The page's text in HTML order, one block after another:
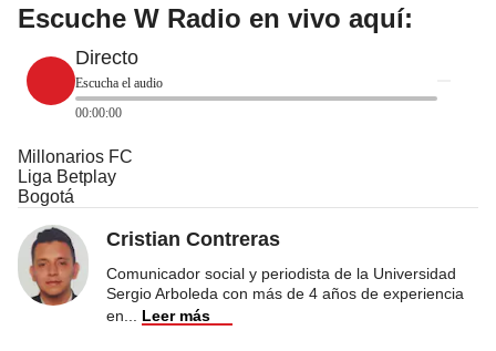
Escuche W Radio en vivo aquí:
Directo
Escucha el audio
00:00:00
Millonarios FC
Liga Betplay
Bogotá
Cristian Contreras
Comunicador social y periodista de la Universidad
Sergio Arboleda con más de 4 años de experiencia
en
Leer más